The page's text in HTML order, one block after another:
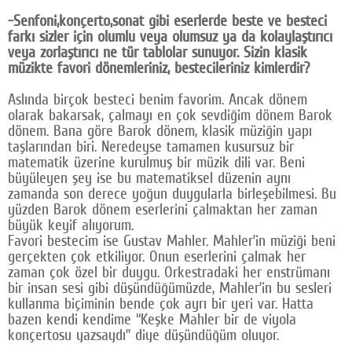
-Senfoni,konçerto,sonat gibi eserlerde beste ve besteci
farkı sizler için olumlu veya olumsuz ya da kolaylaştırıcı
veya zorlaştırıcı ne tür tablolar sunuyor. Sizin klasik
müzikte favori dönemleriniz, bestecileriniz kimlerdir?
Aslında birçok besteci benim favorim. Ancak dönem
olarak bakarsak, çalmayı en çok sevdiğim dönem Barok
dönem. Bana göre Barok dönem, klasik müziğin yapı
taşlarından biri. Neredeyse tamamen kusursuz bir
matematik üzerine kurulmuş bir müzik dili var. Beni
büyüleyen şey ise bu matematiksel düzenin aynı
zamanda son derece yoğun duygularla birleşebilmesi. Bu
yüzden Barok dönem eserlerini çalmaktan her zaman
büyük keyif alıyorum.
Favori bestecim ise Gustav Mahler. Mahler’in müziği beni
gerçekten çok etkiliyor. Onun eserlerini çalmak her
zaman çok özel bir duygu. Orkestradaki her enstrümanı
bir insan sesi gibi düşündüğümüzde, Mahler’in bu sesleri
kullanma biçiminin bende çok ayrı bir yeri var. Hatta
bazen kendi kendime “Keşke Mahler bir de viyola
konçertosu yazsaydı” diye düşündüğüm oluyor.